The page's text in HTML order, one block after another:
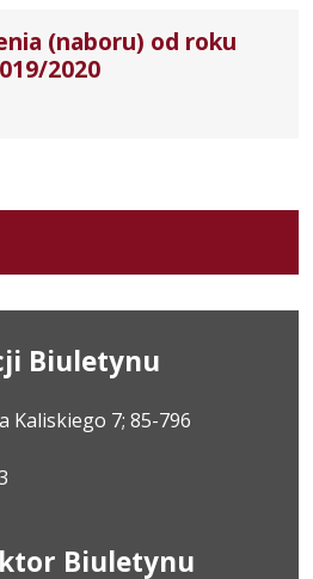
(naboru) od roku
2020
Biuletynu
Kaliskiego 7; 85-796
Biuletynu